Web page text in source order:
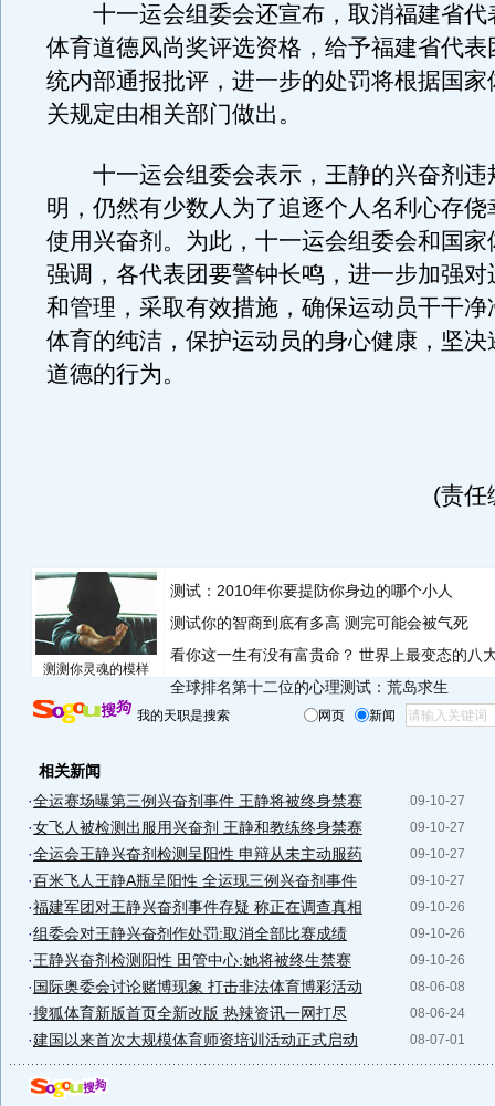
十一运会组委会还宣布，取消福建省代
体育道德风尚奖评选资格，给予福建省代表
统内部通报批评，进一步的处罚将根据国家
关规定由相关部门做出。
十一运会组委会表示，王静的兴奋剂违
明，仍然有少数人为了追逐个人名利心存侥
使用兴奋剂。为此，十一运会组委会和国家
强调，各代表团要警钟长鸣，进一步加强对
和管理，采取有效措施，确保运动员干干净
体育的纯洁，保护运动员的身心健康，坚决
道德的行为。
(责任
测测你灵魂的模样
测试：2010年你要提防你身边的哪个小人
测试你的智商到底有多高 测完可能会被气死
看你这一生有没有富贵命？ 世界上最变态的八
全球排名第十二位的心理测试：荒岛求生
我的天职是搜索 网页 新闻
相关新闻
09-10-27
·全运赛场曝第三例兴奋剂事件 王静将被终身禁赛
09-10-27
·女飞人被检测出服用兴奋剂 王静和教练终身禁赛
09-10-27
·全运会王静兴奋剂检测呈阳性 申辩从未主动服药
09-10-27
·百米飞人王静A瓶呈阳性 全运现三例兴奋剂事件
09-10-26
·福建军团对王静兴奋剂事件存疑 称正在调查真相
09-10-26
·组委会对王静兴奋剂作处罚:取消全部比赛成绩
09-10-26
·王静兴奋剂检测阳性 田管中心:她将被终生禁赛
08-06-08
· 国际奥委会讨论赌博现象 打击非法体育博彩活动
08-06-24
·搜狐体育新版首页全新改版 热辣资讯一网打尽
08-07-01
·建国以来首次大规模体育师资培训活动正式启动